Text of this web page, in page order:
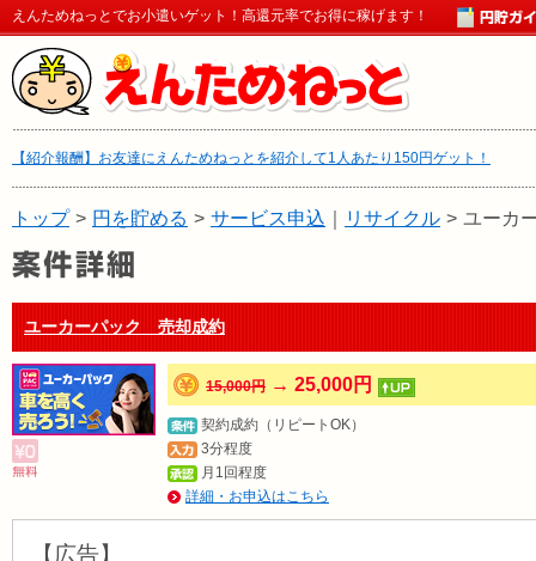
えんためねっとでお小遣いゲット！高還元率でお得に稼げます！
【紹介報酬】お友達にえんためねっとを紹介して1人あたり150円ゲット！
トップ > 円を貯める > サービス申込 リサイクル > ユーカ
ユーカーパック 売却成約
15,000円 → 25,000円
契約成約（リピートOK）
3分程度
月1回程度
詳細・お申込はこちら
【広告】